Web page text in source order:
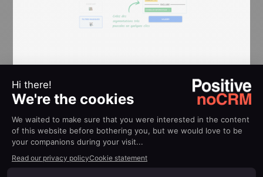
adresses emails et d'autres données
pertinentes directement grâce à Pharow.